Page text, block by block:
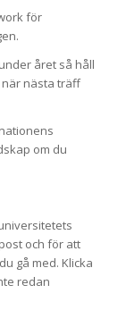
för
året så håll
nästa träff
om du
och för att
gå med. Klicka
redan